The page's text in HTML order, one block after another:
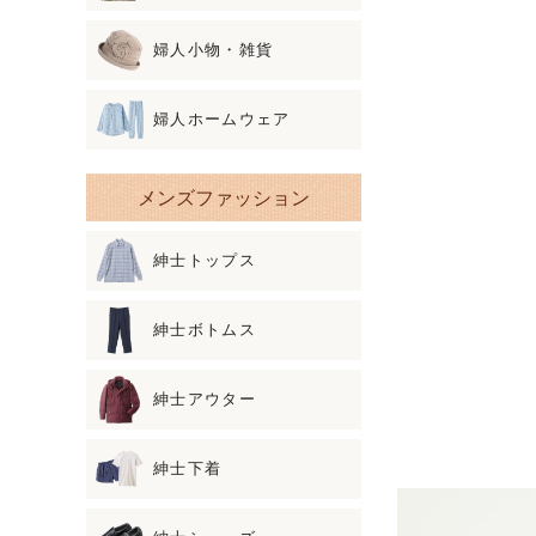
婦人小物・雑貨
婦人ホームウェア
メンズファッション
紳士トップス
紳士ボトムス
紳士アウター
紳士下着